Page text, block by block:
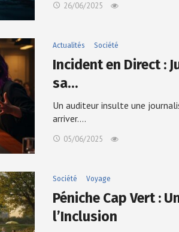
26/06/2025
Actualités Société
Incident en Direct :
sa…
Un auditeur insulte une
arriver.…
05/06/2025
Société Voyage
Péniche Cap Vert :
l’Inclusion